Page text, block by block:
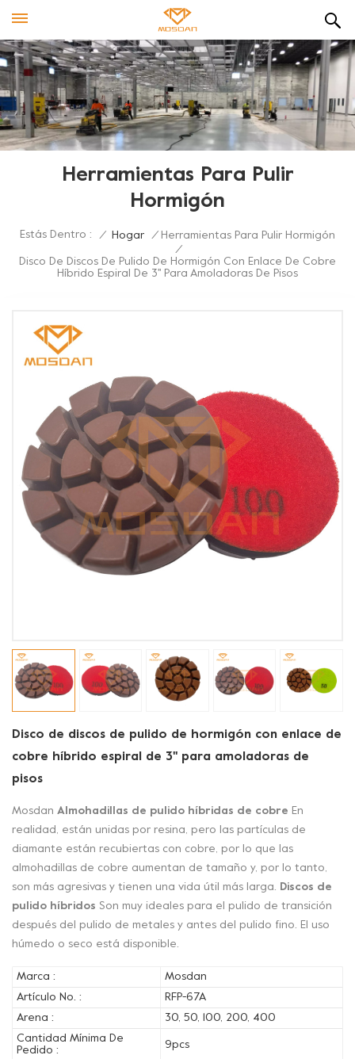
Herramientas Para Pulir
Hormigón
Estás Dentro : / Hogar / Herramientas Para Pulir Hormigón
/
Disco De Discos De Pulido De Hormigón Con Enlace De Cobre
Híbrido Espiral De 3'' Para Amoladoras De Pisos
Disco de discos de pulido de hormigón con enlace de
cobre híbrido espiral de 3'' para amoladoras de
pisos
Mosdan Almohadillas de pulido híbridas de cobre En
realidad, están unidas por resina, pero las partículas de
diamante están recubiertas con cobre, por lo que las
almohadillas de cobre aumentan de tamaño y, por lo tanto,
son más agresivas y tienen una vida útil más larga.
Discos de
pulido híbridos Son muy ideales para el pulido de transición
después del pulido de metales y antes del pulido fino. El uso
húmedo o seco está disponible.
Marca :
Mosdan
Artículo No. :
RFP-67A
Arena :
30, 50, 100, 200, 400
Cantidad Mínima De
Pedido :
9pcs